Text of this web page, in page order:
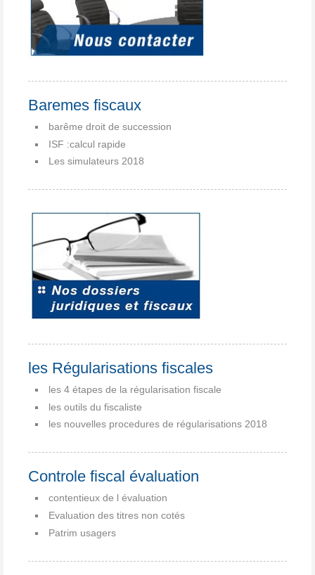
Baremes fiscaux
barême droit de succession
ISF :calcul rapide
Les simulateurs 2018
les Régularisations fiscales
les 4 étapes de la régularisation fiscale
les outils du fiscaliste
les nouvelles procedures de régularisations 2018
Controle fiscal évaluation
contentieux de l évaluation
Evaluation des titres non cotés
Patrim usagers